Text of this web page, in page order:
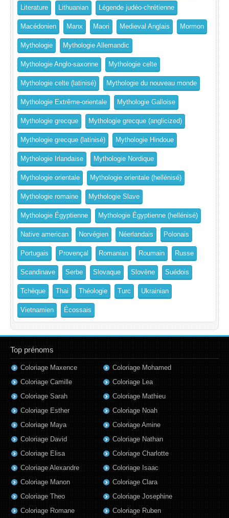
Literature Lithuanian Légende judéo-chrétienne
Macédonien Manx Maori Medieval Anglais Mormon
Mythologie Mythologie Allemandic
Mythologie Anglo-saxonne Mythologie celte
Mythologie celte (latinisé) Mythologie du nouveau monde
Mythologie Extrême-orientale Mythologie Galloise
Mythologie grecque Mythologie grecque (anglicized)
Mythologie grecque (latinisé) Mythologie Hindoue
Mythologie Irlandaise Mythologie Nordique
Mythologie orientale Mythologie orientale (hellénisé)
Mythologie romaine Mythologie Slave
Mythologie Égyptienne Mythologie Égyptienne (hellénisé)
Native american Norvégien Néerlandais Polonais
Portugais Provençal Romanian Roumain Russe
Scandinave Serbe Slovaque Slovène Suédois
Tchèque Thai Théologie Turc Ukrainian
Vietnamien Écossais
Top prénoms
Coloriage Maxence
Coloriage Camille
Coloriage Sarah
Coloriage Esther
Coloriage Maya
Coloriage David
Coloriage Elisa
Coloriage Alexandre
Coloriage Manon
Coloriage Theo
Coloriage Romane
Coloriage Mohamed
Coloriage Lea
Coloriage Mathieu
Coloriage Noah
Coloriage Amine
Coloriage Nathan
Coloriage Charlotte
Coloriage Isaac
Coloriage Clara
Coloriage Josephine
Coloriage Ruben